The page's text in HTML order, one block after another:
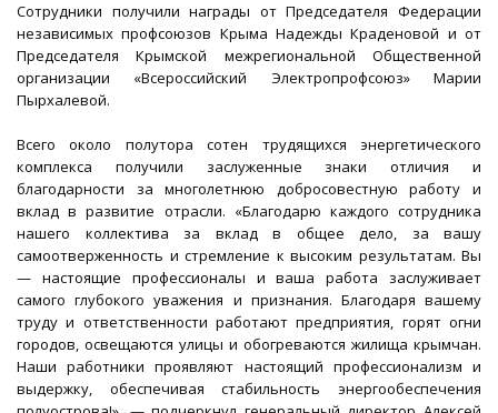
Сотрудники получили награды от Председателя Федерации
независимых профсоюзов Крыма Надежды Краденовой и от
Председателя Крымской межрегиональной Общественной
организации «Всероссийский Электропрофсоюз» Марии
Пырхалевой.
Всего около полутора сотен трудящихся энергетического
комплекса получили заслуженные знаки отличия и
благодарности за многолетнюю добросовестную работу и
вклад в развитие отрасли. «Благодарю каждого сотрудника
нашего коллектива за вклад в общее дело, за вашу
самоотверженность и стремление к высоким результатам. Вы
— настоящие профессионалы и ваша работа заслуживает
самого глубокого уважения и признания. Благодаря вашему
труду и ответственности работают предприятия, горят огни
городов, освещаются улицы и обогреваются жилища крымчан.
Наши работники проявляют настоящий профессионализм и
выдержку, обеспечивая стабильность энергообеспечения